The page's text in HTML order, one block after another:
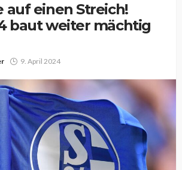
auf einen Streich!
baut weiter mächtig
9. April 2024